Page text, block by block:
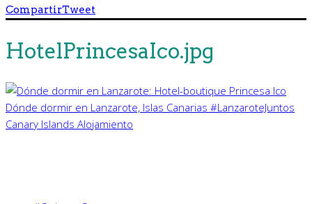
CompartirTweet
HotelPrincesaIco.jpg